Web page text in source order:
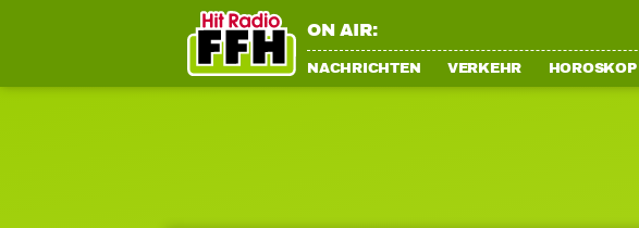
ON AIR:
NACHRICHTEN VERKEHR HOROSKOP